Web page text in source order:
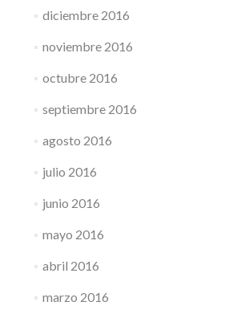
diciembre 2016
noviembre 2016
octubre 2016
septiembre 2016
agosto 2016
julio 2016
junio 2016
mayo 2016
abril 2016
marzo 2016